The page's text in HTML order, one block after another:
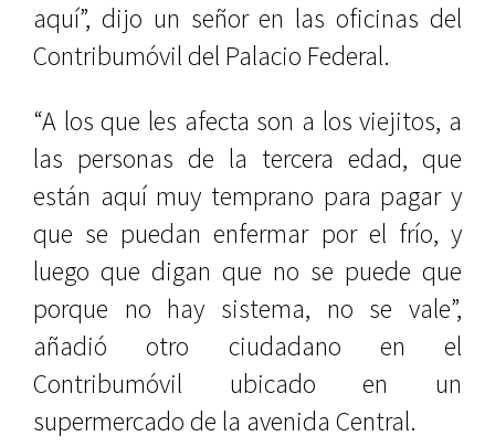
aquí”, dijo un señor en las oficinas del
Contribumóvil del Palacio Federal.
“A los que les afecta son a los viejitos, a
las personas de la tercera edad, que
están aquí muy temprano para pagar y
que se puedan enfermar por el frío, y
luego que digan que no se puede que
porque no hay sistema, no se vale”,
añadió otro ciudadano en el
Contribumóvil ubicado en un
supermercado de la avenida Central.